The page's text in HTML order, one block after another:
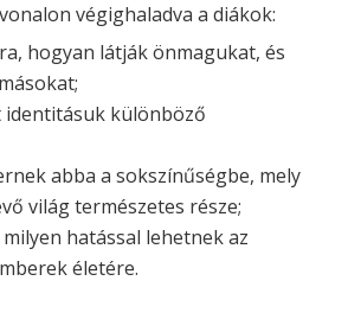
végighaladva a diákok:
hogyan látják önmagukat, és
identitásuk különböző
abba a sokszínűségbe, mely
világ természetes része;
hatással lehetnek az
életére.